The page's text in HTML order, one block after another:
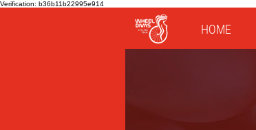
Verification: b36b11b22995e914
HOME